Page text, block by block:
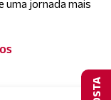
uma jornada mais